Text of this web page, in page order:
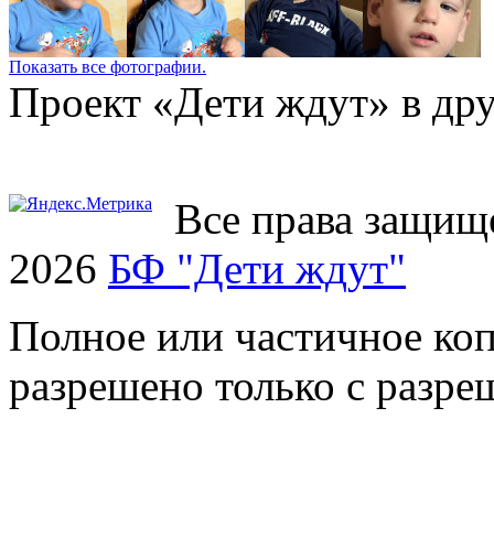
Показать все фотографии.
Проект «Дети ждут» в
Все права
2026 БФ "Дети ждут"
Полное или частичное
разрешено только с